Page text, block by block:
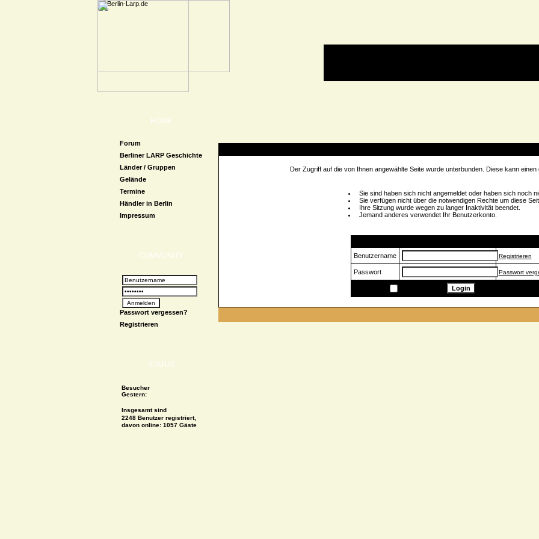
HOME
Forum
Berliner LARP Geschichte
Länder / Gruppen
Gelände
Termine
Händler in Berlin
Impressum
COMMUNITY
Passwort vergessen?
Registrieren
STATUS
Besucher
Gestern:
Insgesamt sind
2248 Benutzer registriert,
davon online: 1057 Gäste
Der Zugriff auf die von Ihnen angewählte Seite wurde unterbunden. Diese kann
Sie sind haben sich nicht angemeldet oder haben sich noch
Sie verfügen nicht über die notwendigen Rechte um diese
Ihre Sitzung wurde wegen zu langer Inaktivität beendet.
Jemand anderes verwendet Ihr Benutzerkonto.
Benutzername Registrieren
Passwort Passwort